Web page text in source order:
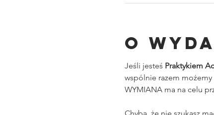
O
Jeśli jesteś Praktykiem
wspólnie razem
WYMIANA ma na celu
Chyba, że nie szukasz